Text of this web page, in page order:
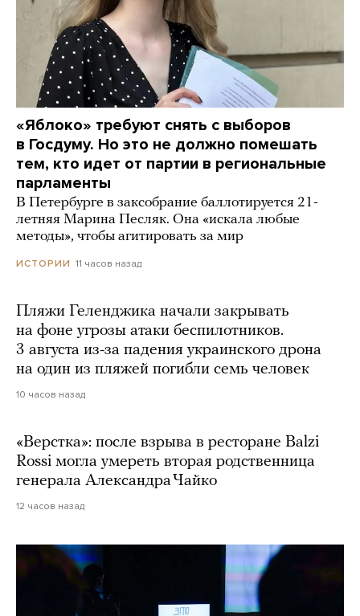
«Яблоко» требуют снять с выборов
в Госдуму. Но это не должно помешать
тем, кто идет от партии в региональные
парламенты
В Петербурге в заксобрание баллотируется 21-
летняя Марина Песляк. Она «искала любые
методы», чтобы агитировать за мир
ИСТОРИИ 11 часов назад
Пляжи Геленджика начали закрывать
на фоне угрозы атаки беспилотников.
3 августа из-за падения украинского дрона
на один из пляжей погибли семь человек
10 часов назад
«Верстка»: после взрыва в ресторане Balzi
Rossi могла умереть вторая родственница
генерала Александра Чайко
12 часов назад